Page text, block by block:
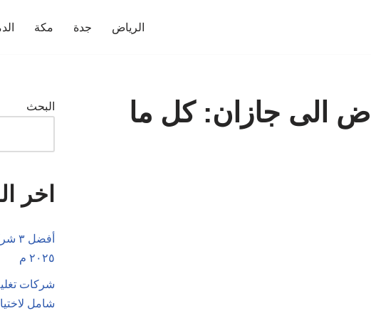
الرياض جدة مكة
الى جازان: كل ما
البحث
اخر
٢٠٢٥ م
شركات
شامل